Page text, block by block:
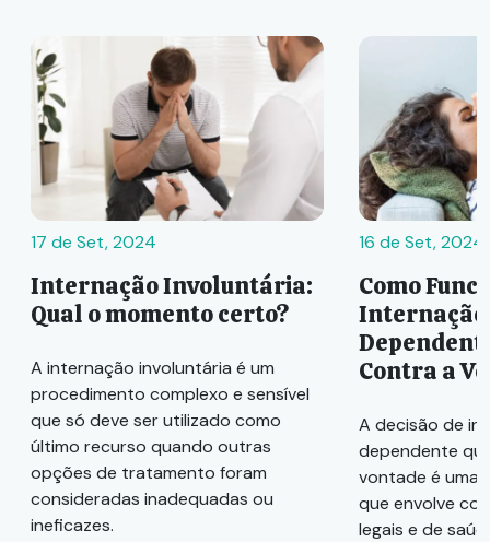
17 de Set, 2024
Internação Involuntária:
Qual o momento certo?
A internação involuntária é um
procedimento complexo e sensível
que só deve ser utilizado como
último recurso quando outras
opções de tratamento foram
consideradas inadequadas ou
ineficazes.
16 de Set, 2024
Como
Internação
Contra a
A decisão de
dependente
vontade é uma
que envolve
legais e de